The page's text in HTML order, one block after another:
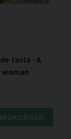
tavla - A